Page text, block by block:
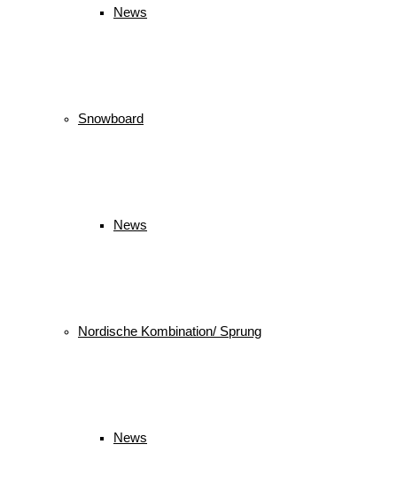
News
Snowboard
News
Nordische Kombination/ Sprung
News